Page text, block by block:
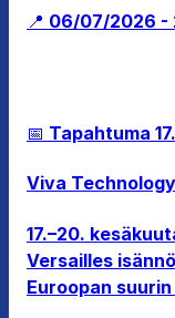
Legends,
📍 06/07/2026
📅 Tapahtuma
Viva
17.–20.
Versailles
Euroopan